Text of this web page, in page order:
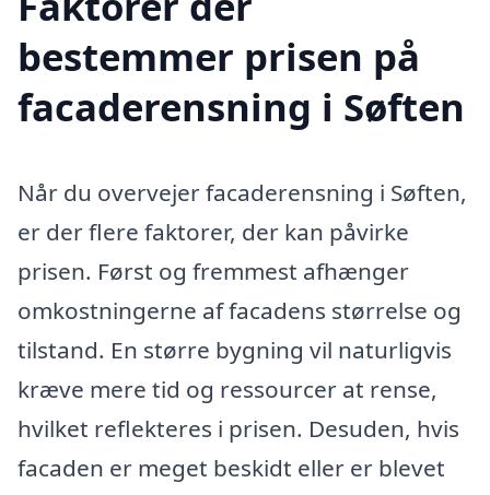
bestemmer prisen på
facaderensning i Søften
Når du overvejer facaderensning i Søften,
er der flere faktorer, der kan påvirke
prisen. Først og fremmest afhænger
omkostningerne af facadens størrelse og
tilstand. En større bygning vil naturligvis
kræve mere tid og ressourcer at rense,
hvilket reflekteres i prisen. Desuden, hvis
facaden er meget beskidt eller er blevet